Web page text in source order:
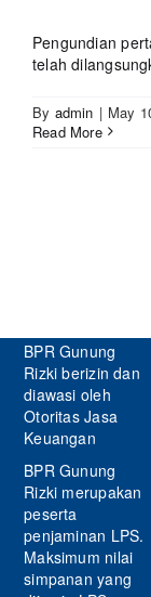
Pengundian
telah
By admin | May
Read More
BPR Gunung
Rizki berizin dan
diawasi oleh
Otoritas Jasa
Keuangan
BPR Gunung
Rizki merupakan
peserta
penjaminan LPS.
Maksimum nilai
simpanan yang